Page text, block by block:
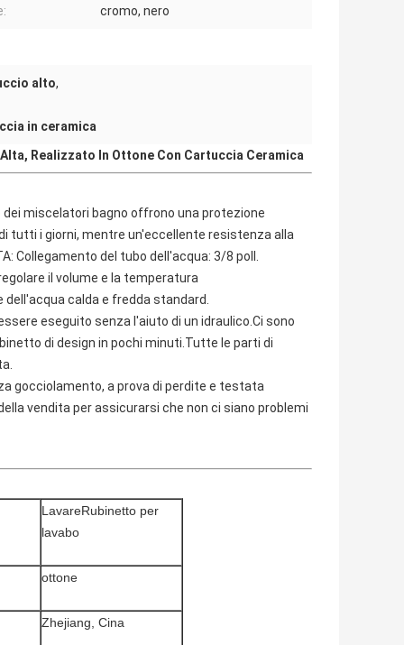
cromo, nero
alto,
in ceramica
Realizzato In Ottone Con Cartuccia Ceramica
miscelatori bagno offrono una protezione
tutti i giorni, mentre un'eccellente resistenza alla
Collegamento del tubo dell'acqua: 3/8 poll.
il volume e la temperatura
calda e fredda standard.
eseguito senza l'aiuto di un idraulico.Ci sono
di design in pochi minuti.Tutte le parti di
gocciolamento, a prova di perdite e testata
vendita per assicurarsi che non ci siano problemi
LavareRubinetto per
lavabo
ottone
Zhejiang, Cina